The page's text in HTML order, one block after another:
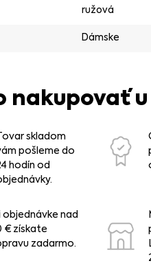
ružová
Dámske
nakupovať
skladom
pošleme do
hodín od
objednávke nad
€ získate
zadarmo.